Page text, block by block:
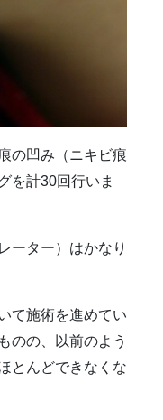
の凹み（ニキビ痕
を計30回行いま
ーター）はかなり
て施術を進めてい
のの、以前のよう
とんどできなくな